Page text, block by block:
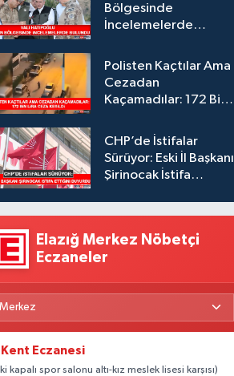
Bölgesinde
İncelemelerde
Polisten Kaçtılar Ama
Cezadan
Kaçamadılar: 172 Bin
CHP’de İstifalar
Sürüyor: Eski İl Başkanı
Şirinocak İstifa
Elazığ Merkez Nöbetçi
Eczaneler
Kent Eczanesi
kapalı spor salonu altı-kız meslek lisesi karşısı)